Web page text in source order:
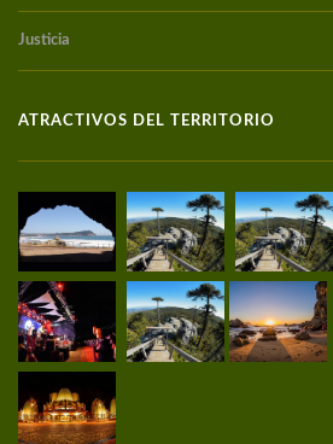
Justicia
ATRACTIVOS DEL TERRITORIO